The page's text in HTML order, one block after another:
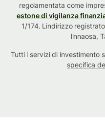
regolamentata come
estone di vigilanza
1/174. Lindirizzo
linnaosa,
Tutti i servizi di investimento
specifica